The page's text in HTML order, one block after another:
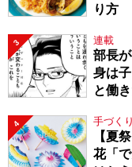
り方
3 連載
部長
身は
と働
4 手づくり
【夏
花「